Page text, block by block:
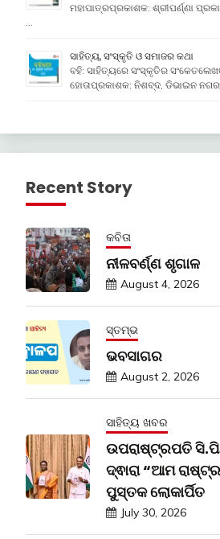
ମହାପାତ୍ରପ୍ରକାଶକ: ଶ୍ରୀପର୍ଣ୍ଣା
ସାହିତ୍ୟ, ସଂସ୍କୃତି ଓ ସମାଜର କଥା
ବହି: ସାହିତ୍ୟରେ ସଂସ୍କୃତିର
ହୋତାପ୍ରକାଶକ: ନିଶବ୍ଦ, ଡିଭାଇନ
Recent Story
କବିତା
ନୀଳବର୍ଣ୍ଣ ଶୃଗାଳ
August 4, 2026
ସ୍ତମ୍ଭ
ଭବସାଗର
August 2, 2026
ସାହିତ୍ୟ ଖବର
ଉପରାଷ୍ଟ୍ରପତି
ଦ୍ଵାରା “ଆମ
ପୁସ୍ତକ ଲୋକାର୍ପିତ
July 30, 2026